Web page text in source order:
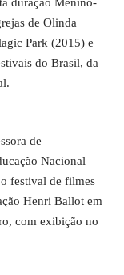
de Olinda
Park (2015) e
do Brasil, da
de
Nacional
festival de filmes
Henri Ballot em
com exibição no